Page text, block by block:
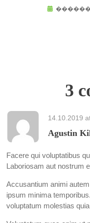
������
3
14.10.2019
Agustin
Facere qui voluptatibus
Laboriosam aut nostrum
Accusantium animi
ipsum minima
voluptatum molestias